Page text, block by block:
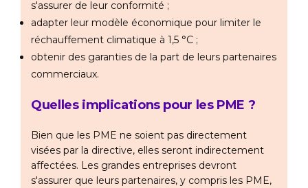
s'assurer de leur conformité ;
adapter leur modèle économique pour limiter le
réchauffement climatique à 1,5 °C ;
obtenir des garanties de la part de leurs partenaires
commerciaux.
Quelles implications pour les PME ?
Bien que les PME ne soient pas directement
visées par la directive, elles seront indirectement
affectées. Les grandes entreprises devront
s'assurer que leurs partenaires, y compris les PME,